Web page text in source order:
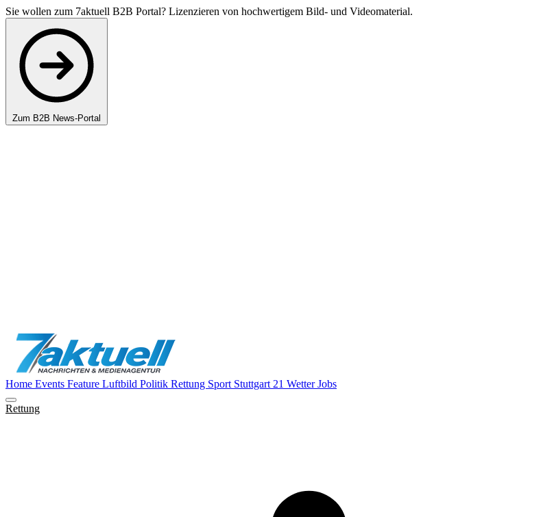
Sie wollen zum 7aktuell B2B Portal? Lizenzieren von hochwertigem Bild- und Videomaterial.
Zum B2B News-Portal
Home Events Feature Luftbild Politik Rettung Sport Stuttgart 21 WetterJobs
Rettung